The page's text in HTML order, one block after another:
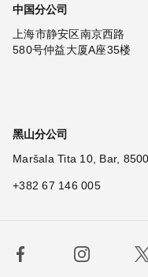
中国分公司
上海市静安区南京西路
580号仲益大厦A座35楼
黑山分公司
Maršala Tita 10, Bar,
+382 67 146 005